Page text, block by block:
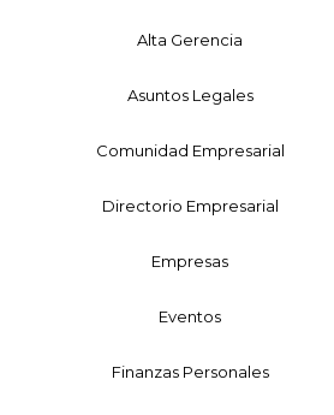
Alta Gerencia
Asuntos Legales
Comunidad Empresarial
Directorio Empresarial
Empresas
Eventos
Finanzas Personales